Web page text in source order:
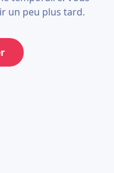
un peu plus tard.